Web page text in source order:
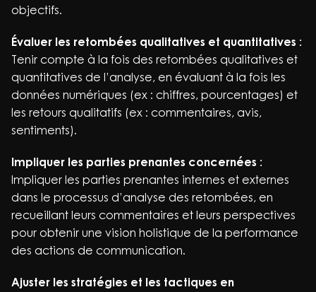
objectifs.
Évaluer les retombées qualitatives et quantitatives :
Tenir compte à la fois des retombées qualitatives et
quantitatives de l’analyse, en évaluant à la fois les
données numériques (ex : chiffres, pourcentages) et
les retours qualitatifs (ex : commentaires, avis,
sentiments).
Impliquer les parties prenantes concernées :
Impliquer les parties prenantes internes et externes
dans le processus d’analyse des retombées, en
recueillant leurs commentaires et leurs perspectives
pour obtenir une vision holistique de la performance
des actions de communication.
Ajuster les stratégies et les tactiques en